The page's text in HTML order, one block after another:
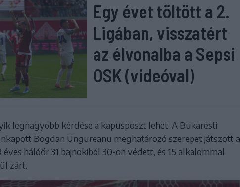
Egy évet töltött a 2.
Ligában, visszatért
az élvonalba a Sepsi
OSK (videóval)
legnagyobb kérdése a kapusposzt lehet. A Bukaresti
Bogdan Ungureanu meghatározó szerepet játszott a
éves hálóőr 31 bajnokiból 30-on védett, és 15 alkalommal
zárt.